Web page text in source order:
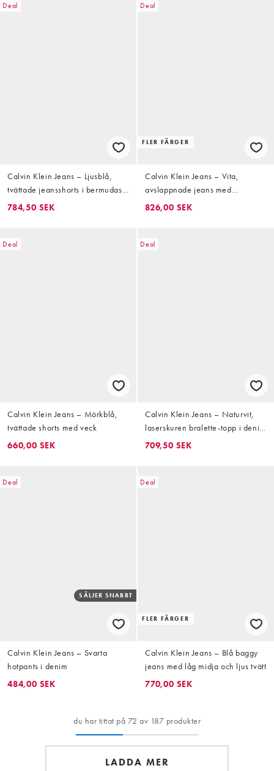
Deal
Calvin Klein Jeans – Ljusblå,
tvättade jeansshorts i bermudastil
med avslappnad passform
784,50 SEK
Deal
FLER FÄRGER
Calvin Klein Jeans – Vita,
avslappnade jeans med
barrelben
826,00 SEK
Deal
Calvin Klein Jeans – Mörkblå,
tvättade shorts med veck
660,00 SEK
Deal
Calvin Klein Jeans – Naturvit,
laserskuren bralette-topp i denim
med upprepad logga
709,50 SEK
Deal
SÄLJER SNABBT
Calvin Klein Jeans – Svarta
hotpants i denim
484,00 SEK
Deal
FLER FÄRGER
Calvin Klein Jeans – Blå baggy
jeans med låg midja och ljus tvätt
770,00 SEK
du har tittat på 72 av 187 produkter
LADDA MER